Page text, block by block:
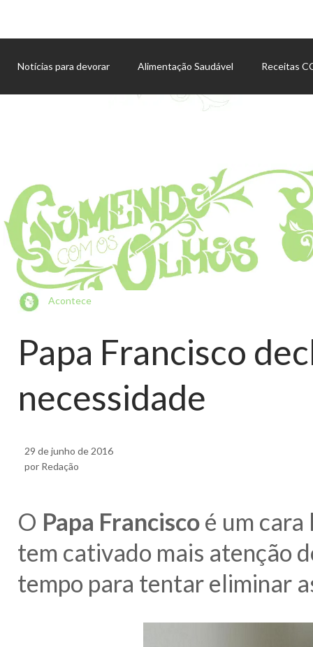
Notícias para devorar Alimentação Saudável Receitas
Acontece
Papa Francisco
necessidade
29 de junho de 2016
por Redação
O Papa Franciscoé um
tem cativado mais atenção
tempo para tentar eliminar